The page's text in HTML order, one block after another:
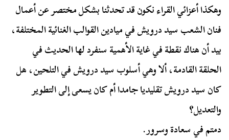
وهكذا أعزائي القراء نكون قد تحدثنا بشكل مختصر عن أعمال
فنان الشعب سيد درويش في ميادين القوالب الغنائية المختلفة،
بيد أن هناك نقطة في غاية الأهمية سنفرد لها الحديث في
الحلقة القادمة، ألا وهي أسلوب سيد درويش في التلحين، هل
كان سيد درويش تقليديا جامدا أم كان يسعى إلى التطوير
والتعديل؟
دمتم في سعادة وسرور.